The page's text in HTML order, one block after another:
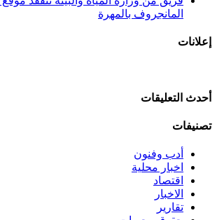
المانجروف بالمهرة
إعلانات
أحدث التعليقات
تصنيفات
أدب وفنون
اخبار محلية
اقتصاد
الاخبار
تقارير